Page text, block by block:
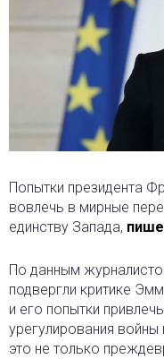
Попытки президента
вовлечь в мирные
единству Запада,
По данным
подвергли критике
и его попытки
урегулирования
это не только